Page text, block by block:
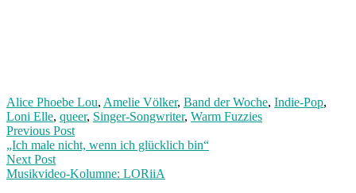
Alice Phoebe Lou, Amelie Völker, Band der Woche, Indie-Pop,
Loni Elle, queer, Singer-Songwriter, Warm Fuzzies
Post
navigation
Previous PostPrevious
post:
„Ich male nicht, wenn ich glücklich bin“
Next Post
Musikvideo-Kolumne: LORiiA